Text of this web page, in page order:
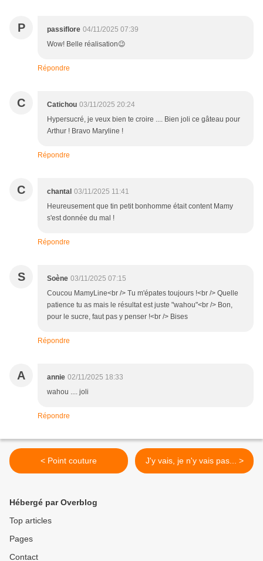
P passiflore 04/11/2025 07:39
Wow! Belle réalisation😉
Répondre
C Catichou 03/11/2025 20:24
Hypersucré, je veux bien te croire .... Bien joli ce gâteau pour
Arthur ! Bravo Maryline !
Répondre
C chantal 03/11/2025 11:41
Heureusement que tin petit bonhomme était content Mamy
s'est donnée du mal !
Répondre
S Soène 03/11/2025 07:15
Coucou MamyLine<br /> Tu m'épates toujours !<br /> Quelle
patience tu as mais le résultat est juste "wahou"<br /> Bon,
pour le sucre, faut pas y penser !<br /> Bises
Répondre
A annie 02/11/2025 18:33
wahou .... joli
Répondre
< Point couture J'y vais, je n'y vais pas... >
Hébergé par Overblog
Top articles
Pages
Contact